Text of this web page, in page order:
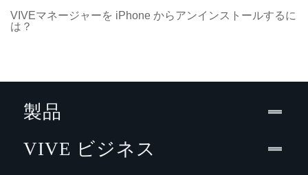
VIVEマネージャーを iPhone からアンインストールするに
は？
製品
VIVE ビジネス